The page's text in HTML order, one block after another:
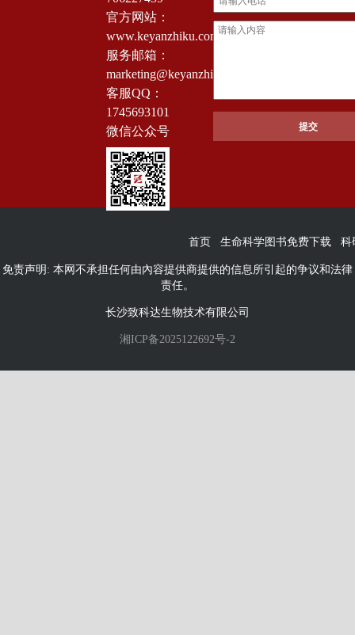
官方网站：
www.keyanzhiku.com
服务邮箱：
marketing@keyanzhiku.com
客服QQ：
1745693101
微信公众号
首页 生命科学图书免费下载 科
免责声明: 本网不承担任何由內容提供商提供的信息所引起的争议和法律
责任。
长沙致科达生物技术有限公司
湘ICP备2025122692号-2